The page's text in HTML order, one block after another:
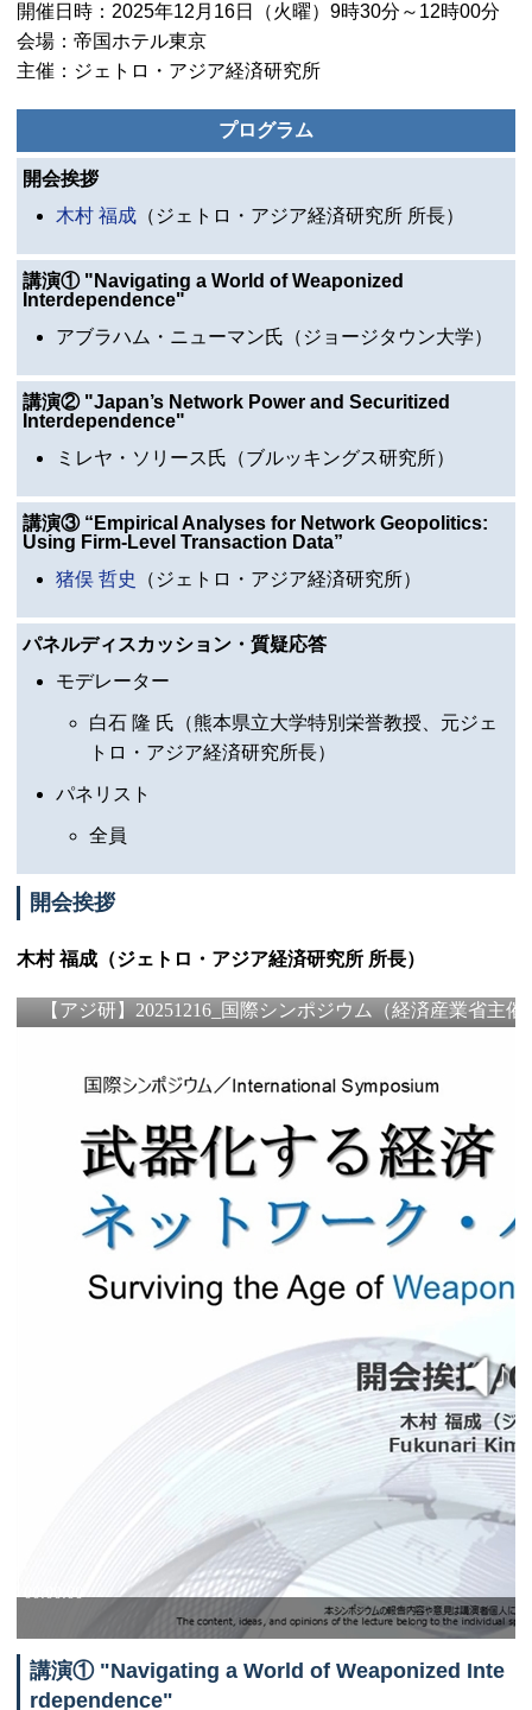
開催日時：2025年12月16日（火曜）9時30分～12時00分
会場：帝国ホテル東京
主催：ジェトロ・アジア経済研究所
プログラム
開会挨拶
木村 福成 （ジェトロ・アジア経済研究所 所長）
講演① "Navigating a World of Weaponized
Interdependence"
アブラハム・ニューマン氏（ジョージタウン大学）
講演② "Japan’s Network Power and Securitized
Interdependence"
ミレヤ・ソリース氏（ブルッキングス研究所）
講演③ “Empirical Analyses for Network Geopolitics:
Using Firm-Level Transaction Data”
猪俣 哲史
（ジェトロ・アジア経済研究所）
パネルディスカッション・質疑応答
モデレーター
白石 隆 氏（熊本県立大学特別栄誉教授、元ジェ
トロ・アジア経済研究所長）
パネリスト
全員
開会挨拶
木村 福成（ジェトロ・アジア経済研究所 所長）
講演① "Navigating a World of Weaponized Inte
rdependence"